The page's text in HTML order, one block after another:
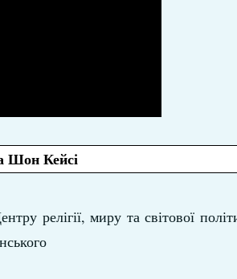
Шон Кейсі
релігії, миру та світової